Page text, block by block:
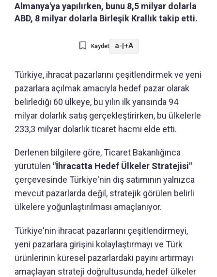
Almanya'ya yapılırken, bunu 8,5 milyar dolarla
ABD, 8 milyar dolarla Birleşik Krallık takip etti.
Kaydet a-|+A
Türkiye, ihracat pazarlarını çeşitlendirmek ve yeni
pazarlara açılmak amacıyla hedef pazar olarak
belirlediği 60 ülkeye, bu yılın ilk yarısında 94
milyar dolarlık satış gerçekleştirirken, bu ülkelerle
233,3 milyar dolarlık ticaret hacmi elde etti.
Derlenen bilgilere göre, Ticaret Bakanlığınca
yürütülen "İhracatta Hedef Ülkeler Stratejisi"
çerçevesinde Türkiye'nin dış satımının yalnızca
mevcut pazarlarda değil, stratejik görülen belirli
ülkelere yoğunlaştırılması amaçlanıyor.
Türkiye'nin ihracat pazarlarını çeşitlendirmeyi,
yeni pazarlara girişini kolaylaştırmayı ve Türk
ürünlerinin küresel pazarlardaki payını artırmayı
amaçlayan strateji doğrultusunda, hedef ülkeler